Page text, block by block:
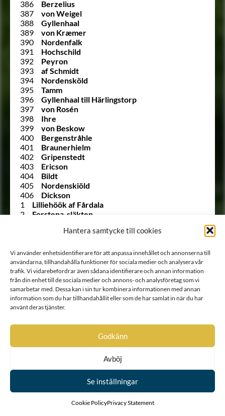
Hantera samtycke till cookies
Vi använder enhetsidentifierare för att anpassa innehållet och annonserna till
användarna, tillhandahålla funktioner för sociala medier och analysera vår
trafik. Vi vidarebefordrar även sådana identifierare och annan information
från din enhet till de sociala medier och annons- och analysföretag som vi
samarbetar med. Dessa kan i sin tur kombinera informationen med annan
information som du har tillhandahållit eller som de har samlat in när du har
använt deras tjänster.
Godkänn
Avböj
Se inställningar
Cookie PolicyPrivacy Statement
386
Berzelius
387
von Weigel
388
Gyllenhaal
389
von Kræmer
390
Nordenfalk
391
Hochschild
392
Peyron
393
af Schmidt
394
Nordensköld
395
Tamm
396
Gyllenhaal till Härlingstorp
397
von Rosén
398
Ihre
399
von Beskow
400
Bergenstråhle
401
Braunerhielm
402
Gripenstedt
403
Ericson
404
Bildt
405
Nordenskiöld
406
Dickson
1
Lilliehöök af Fårdala
2
Forstena-släkten
6
Lillie af Greger Matssons ätt
7
Sparre af Rossvik
8
Bielke af Åkerö
9
Ulfsparre af Broxvik
10
Soop
11
Bonde
12
Horn af Kanckas
16
Boije af Gennäs